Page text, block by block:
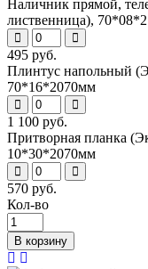
Наличник прямой,
лиственница),
495 руб.
Плинтус напольный
70*16*2070мм
1 100 руб.
Притворная планка
10*30*2070мм
570 руб.
Кол-во
В корзину